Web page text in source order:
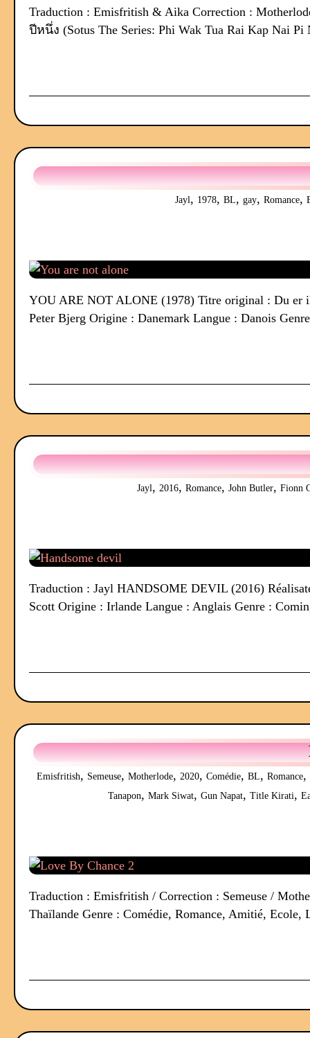
Traduction : Emisfritish & Aika Correction :
ปีหนึ่ง (Sotus The Series: Phi Wak Tua Rai Kap Nai
Jayl, 1978, BL, gay, Romance,
YOU ARE NOT ALONE (1978) Titre original : Du er
Peter Bjerg Origine : Danemark Langue : Danois
Jayl, 2016, Romance, John Butler, Fionn
Traduction : Jayl HANDSOME DEVIL (2016)
Scott Origine : Irlande Langue : Anglais Genre :
Emisfritish, Semeuse, Motherlode, 2020, Comédie, BL, Romance,
Tanapon, Mark Siwat, Gun Napat, Title Kirati,
Traduction : Emisfritish / Correction : Semeuse /
Thaïlande Genre : Comédie, Romance, Amitié,